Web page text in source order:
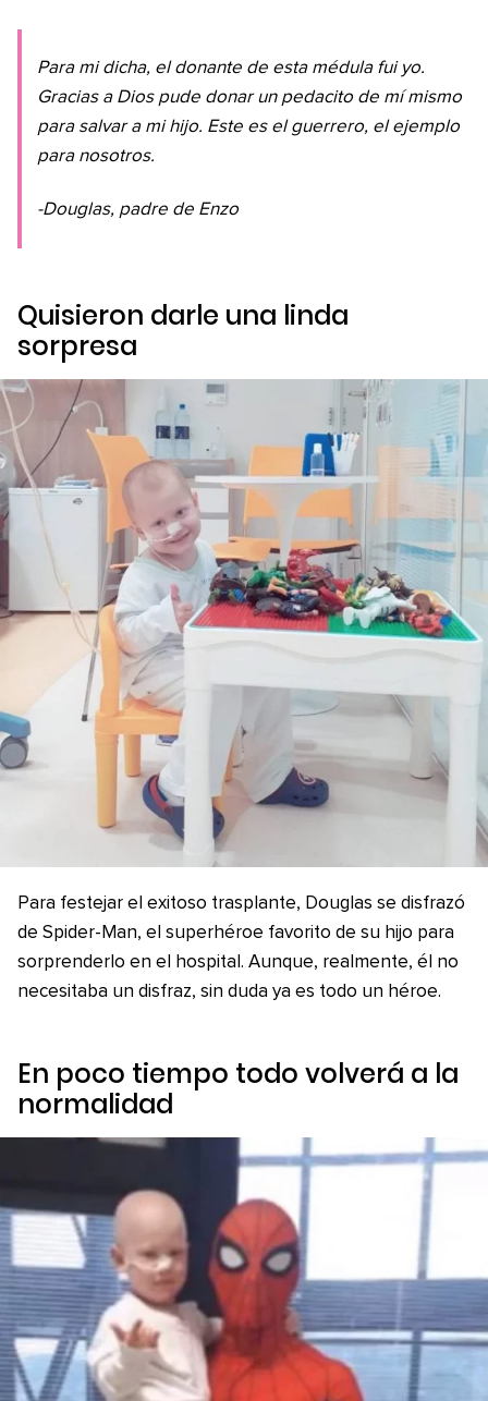
Para mi dicha, el donante de esta médula fui yo.
Gracias a Dios pude donar un pedacito de mí mismo
para salvar a mi hijo. Este es el guerrero, el ejemplo
para nosotros.
-Douglas, padre de Enzo
Quisieron darle una linda
sorpresa
Para festejar el exitoso trasplante, Douglas se disfrazó
de Spider-Man, el superhéroe favorito de su hijo para
sorprenderlo en el hospital. Aunque, realmente, él no
necesitaba un disfraz, sin duda ya es todo un héroe.
En poco tiempo todo volverá a la
normalidad